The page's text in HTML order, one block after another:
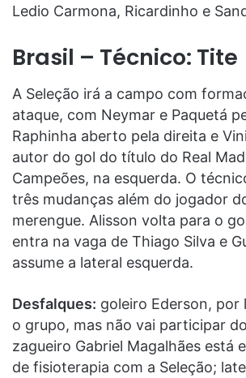
Ledio Carmona, Ricardinho e
Brasil – Técnico: Tite
A Seleção irá a campo com
ataque, com Neymar e Paquetá
Raphinha aberto pela direita e
autor do gol do título do Real
Campeões, na esquerda. O
três mudanças além do jogador
merengue. Alisson volta para o
entra na vaga de Thiago Silva e
assume a lateral esquerda.
Desfalques: goleiro Ederson, por
o grupo, mas não vai participar
zagueiro Gabriel Magalhães está
de fisioterapia com a Seleção;